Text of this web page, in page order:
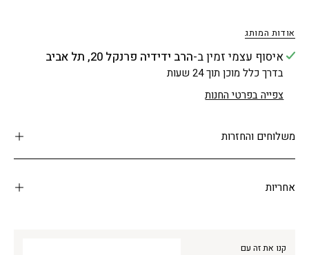
אודות המותג
איסוף עצמי זמין ב-הרב ידידיה פרנקל 20, תל אביב
בדרך כלל מוכן תוך 24 שעות
צפייה בפרטי החנות
משלוחים והחזרות
אחריות
קנו את זה עם